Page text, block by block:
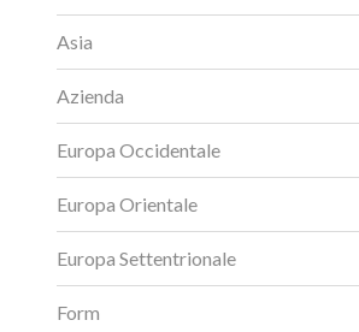
Asia
Azienda
Europa Occidentale
Europa Orientale
Europa Settentrionale
Form